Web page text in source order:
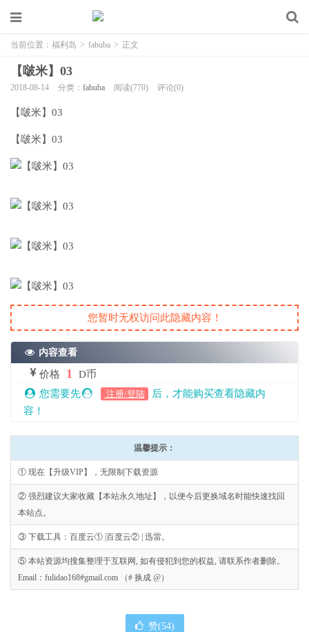
当前位置： 福利岛 > fabuba > 正文
【啵米】03
2018-08-14 分类： fabuba 阅读(770) 评论(0)
【啵米】03
【啵米】03
您暂时无权访问此隐藏内容！
内容查看
价格 1
D币
您需要先
注册/登陆
后，才能购买查看隐藏内
容！
温馨提示：
① 现在【升级VIP】，无限制下载资源
② 强烈建议大家收藏【本站永久地址】，以便今后更换域名时能快速找回
本站点。
③ 下载工具：百度云① |百度云② | 迅雷。
⑤ 本站资源均搜集整理于互联网, 如有侵犯到您的权益, 请联系作者删除。
Email：fulidao168#gmail.com （# 换成 @）
赞(54)